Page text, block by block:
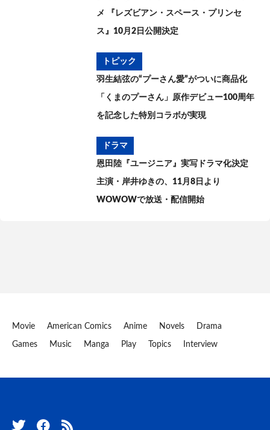
メ 『レズビアン・スペース・プリンセ
ス』10月2日公開決定
トピック
羽生結弦の“プーさん愛”がついに商品化
「くまのプーさん」原作デビュー100周年
を記念した特別コラボが実現
ドラマ
恩田陸『ユージニア』実写ドラマ化決定
主演・岸井ゆきの、11月8日より
WOWOWで放送・配信開始
Movie American Comics Anime Novels Drama
Games Music Manga Play Topics Interview